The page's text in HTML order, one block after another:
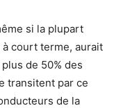
si la plupart
court terme, aurait
de 50% des
transitent par ce
de la